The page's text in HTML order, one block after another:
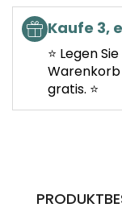
Kaufe 3,
⭐ Legen
gratis. ⭐